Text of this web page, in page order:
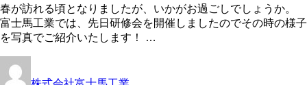
春が訪れる頃となりましたが、いかがお過ごしでしょうか。
富士馬工業では、先日研修会を開催しましたのでその時の様子
を写真でご紹介いたします！ …